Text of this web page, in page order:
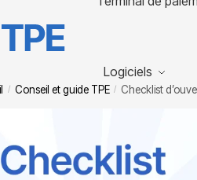
Logiciels
/ Conseil et guide TPE / Checklist